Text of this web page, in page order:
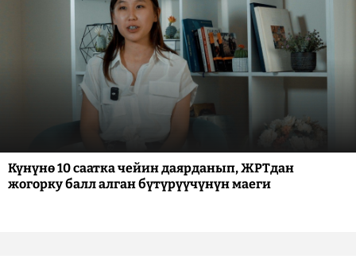
Күнүнө 10 саатка чейин даярданып, ЖРТдан
жогорку балл алган бүтүрүүчүнүн маеги